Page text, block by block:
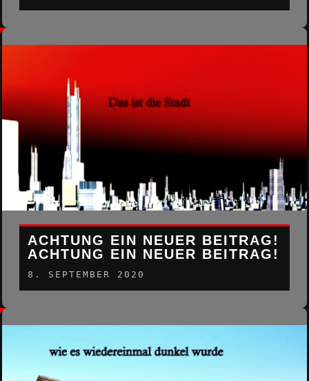
ACHTUNG EIN NEUER BEITRAG!
ACHTUNG EIN NEUER BEITRAG!
8. SEPTEMBER 2020